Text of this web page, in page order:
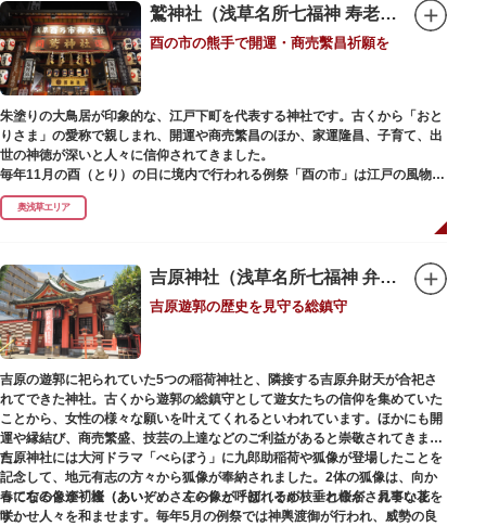
なので、お土産購入にも便利です。
鷲神社（浅草名所七福神 寿老人）
酉の市の熊手で開運・商売繫昌祈願を
朱塗りの大鳥居が印象的な、江戸下町を代表する神社です。古くから「おと
りさま」の愛称で親しまれ、開運や商売繁昌のほか、家運隆昌、子育て、出
世の神徳が深いと人々に信仰されてきました。
毎年11月の酉（とり）の日に境内で行われる例祭「酉の市」は江戸の風物詩
として有名。福をかきこむと言われる熊手をはじめ八ツ頭芋、お多福の面な
ど、色とりどりの縁起物を買い求める人たちで賑わいます。樋口一葉の代表
なでる場所によって異なるご利益を授かるといわれる「なでおかめ」も人
気。ふっくらとした優しい顔立ちのおかめは「お多福」とも言われ、福が多
く幸せを招く女性の象徴という事から長年親しまれる縁起物です。
ご祭神としては天日鷲命（あめのひわしのみこと）と日本武尊（やまとたけ
るのみこと）の他、浅草名所七福神のひとつとしても知られ、寿老人が祀ら
れています。
奥浅草エリア
吉原神社（浅草名所七福神 弁財天）
吉原遊郭の歴史を見守る総鎮守
吉原の遊郭に祀られていた5つの稲荷神社と、隣接する吉原弁財天が合祀さ
れてできた神社。古くから遊郭の総鎮守として遊女たちの信仰を集めていた
ことから、女性の様々な願いを叶えてくれるといわれています。ほかにも開
運や縁結び、商売繁盛、技芸の上達などのご利益があると崇敬されてきまし
た。
春になると逢初桜（あいぞめさくら）と呼ばれるが枝垂れ桜が、見事な花を
咲かせ人々を和ませます。毎年5月の例祭では神輿渡御が行われ、威勢の良
吉原神社には大河ドラマ「べらぼう」に九郎助稲荷や狐像が登場したことを
記念して、地元有志の方々から狐像が奉納されました。2体の狐像は、向か
って右の像が「逢（あい）」、左の像が「初（そめ）」と命名されていま
す。